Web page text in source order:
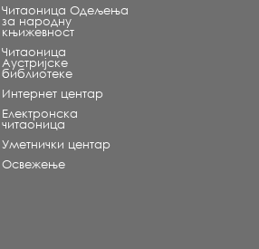
Читаоница Одељења
за народну
књижевност
Читаоница
Аустријске
библиотеке
Интернет центар
Електронска
читаоница
Уметнички центар
Освежење